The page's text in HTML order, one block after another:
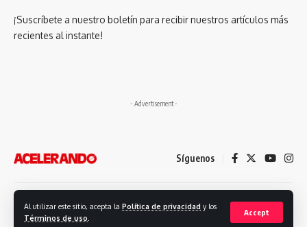
Al utilizar este sitio, acepta la Política de privacidad y los
Términos de uso
Accept
¡Suscríbete a nuestro boletín para recibir nuestros artículos más
recientes al instante!
- Advertisement -
Síguenos
© 2023. Revista Acelerando, Todos los derechos reservados
Desarrollado por: Futuro Comunicación